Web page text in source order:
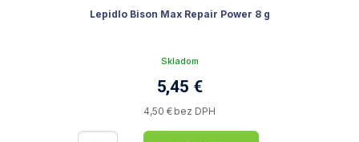
Lepidlo Bison Max Repair Power 8 g
Skladom
5,45 €
4,50 € bez DPH